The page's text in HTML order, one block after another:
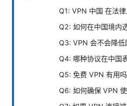
Q1: VPN 中国 在法律
Q2: 如何在中国境内
Q3: VPN 会不会降低
Q4: 哪种协议在中国
Q5: 免费 VPN 有用吗
Q6: 如何确保 VPN 使